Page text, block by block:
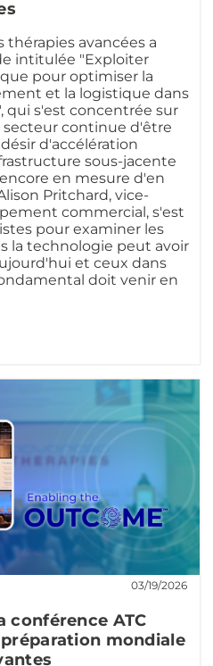
thérapies avancées a
intitulée "Exploiter
pour optimiser la
et la logistique dans
qui s'est concentrée sur
secteur continue d'être
d'accélération
sous-jacente
en mesure d'en
Pritchard, vice-
commercial, s'est
pour examiner les
la technologie peut avoir
et ceux dans
doit venir en
03/19/2026
conférence ATC
mondiale